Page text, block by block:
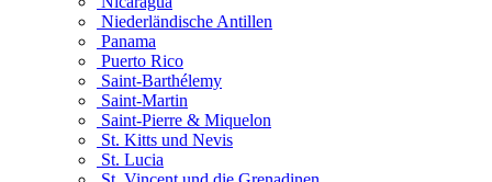
Niederländische Antillen
Panama
Puerto Rico
Saint-Barthélemy
Saint-Martin
Saint-Pierre & Miquelon
St. Kitts und Nevis
St. Lucia